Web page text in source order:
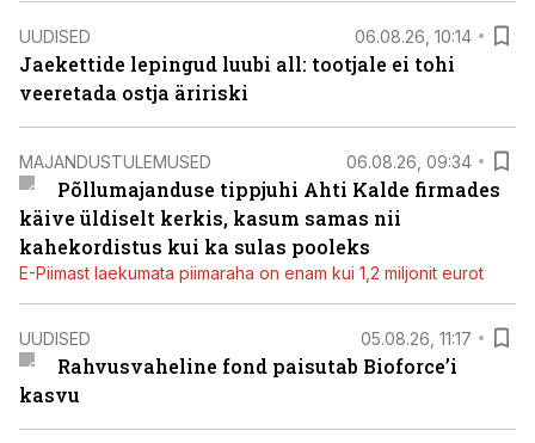
UUDISED 06.08.26, 10:14
Jaekettide lepingud luubi all: tootjale ei tohi
veeretada ostja äririski
MAJANDUSTULEMUSED 06.08.26, 09:34
Põllumajanduse tippjuhi Ahti Kalde firmades
käive üldiselt kerkis, kasum samas nii
kahekordistus kui ka sulas pooleks
E-Piimast laekumata piimaraha on enam kui 1,2 miljonit eurot
UUDISED 05.08.26, 11:17
Rahvusvaheline fond paisutab Bioforce’i
kasvu